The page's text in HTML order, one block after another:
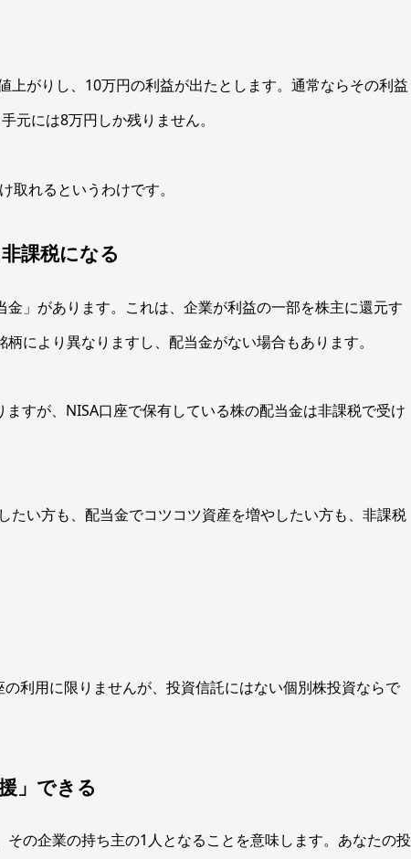
上がりし、10万円の利益が出たとします。通常ならその利益
元には8万円しか残りません。
取れるというわけです。
課税になる
」があります。これは、企業が利益の一部を株主に還元す
により異なりますし、配当金がない場合もあります。
すが、NISA口座で保有している株の配当金は非課税で受け
たい方も、配当金でコツコツ資産を増やしたい方も、非課税
利用に限りませんが、投資信託にはない個別株投資ならで
」できる
の企業の持ち主の1人となることを意味します。あなたの投